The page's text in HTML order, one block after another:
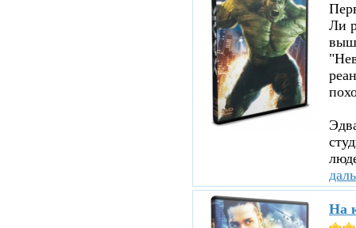
Ли
На